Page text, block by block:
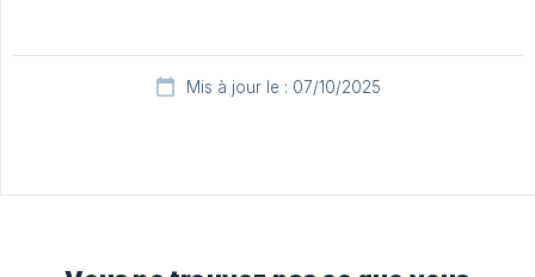
Mis à jour le : 07/10/2025